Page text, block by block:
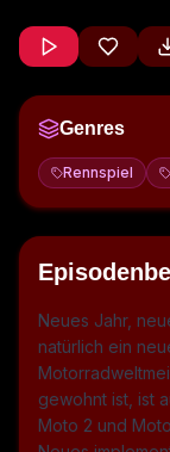
Genres
Rennspiel
Neues Jahr,
natürlich ein
gewohnt ist, ist
Moto 2 und